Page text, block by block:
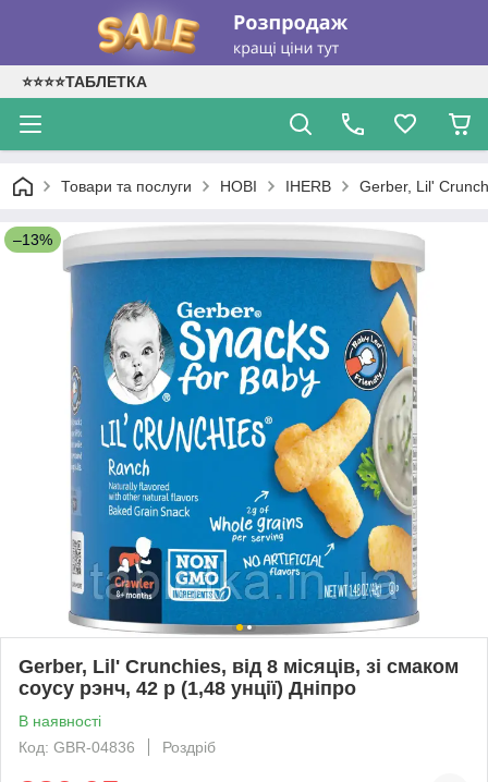
⭐⭐⭐⭐ТАБЛЕТКА
Товари та послуги НОВІ IHERB Gerber, Lil'
–13%
Gerber, Lil' Crunchies, від 8 місяців, зі смаком
соусу рэнч, 42 р (1,48 унції) Дніпро
В наявності
Код: GBR-04836
Роздріб